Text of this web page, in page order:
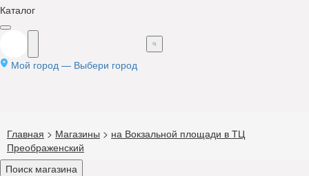
Каталог
Мой город — Выбери город
Главная > Магазины > на Вокзальной площади в ТЦ
Преображенский
Поиск магазина